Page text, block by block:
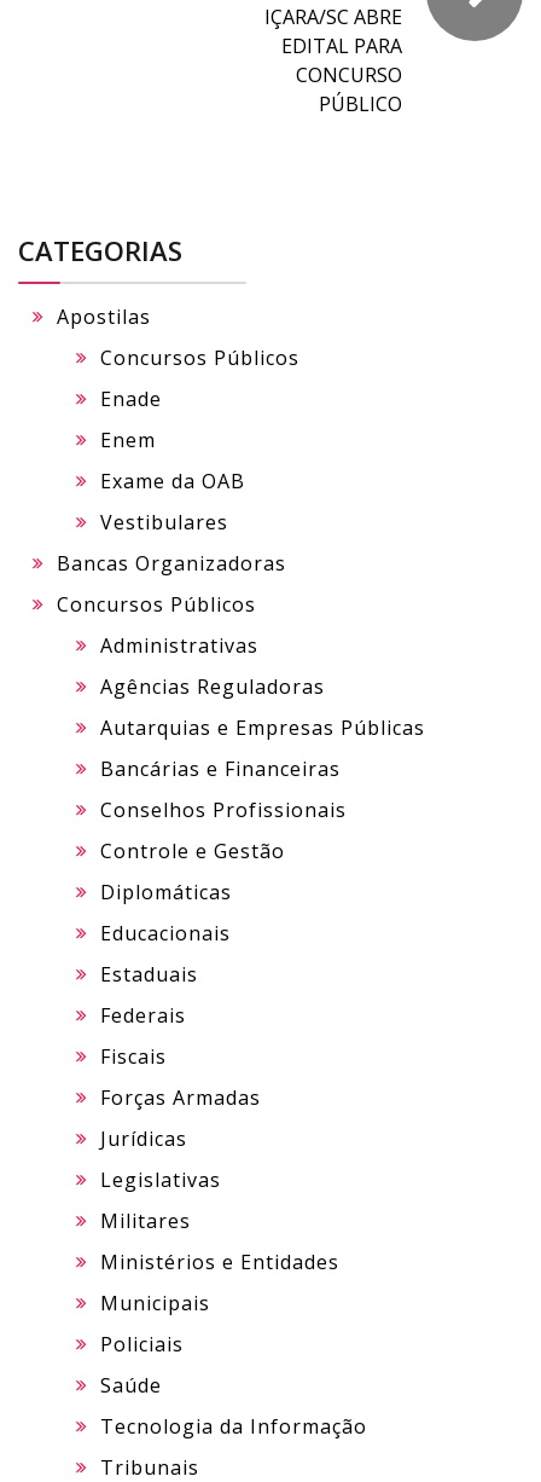
IÇARA/SC ABRE
EDITAL PARA
CONCURSO
PÚBLICO
CATEGORIAS
Apostilas
Concursos Públicos
Enade
Enem
Exame da OAB
Vestibulares
Bancas Organizadoras
Concursos Públicos
Administrativas
Agências Reguladoras
Autarquias e Empresas Públicas
Bancárias e Financeiras
Conselhos Profissionais
Controle e Gestão
Diplomáticas
Educacionais
Estaduais
Federais
Fiscais
Forças Armadas
Jurídicas
Legislativas
Militares
Ministérios e Entidades
Municipais
Policiais
Saúde
Tecnologia da Informação
Tribunais